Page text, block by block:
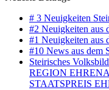
# 3 Neuigkeiten
#2 Neuigkeiten aus
#1 Neuigkeiten aus
#10 News aus dem
Steirisches
REGION
STAATSPREIS